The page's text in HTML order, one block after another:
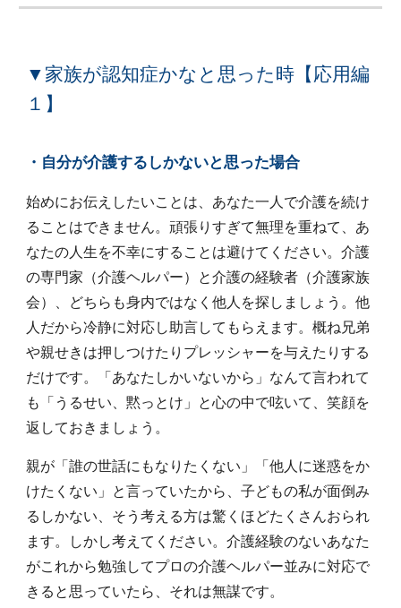
▼家族が認知症かなと思った時 【応用編
１】
・自分が介護するしかないと思った場合
始めにお伝えしたいことは、あなた一人で介護を続け
ることはできません。頑張りすぎて無理を重ねて、あ
なたの人生を不幸にすることは避けてください。介護
の専門家（介護ヘルパー）と介護の経験者（介護家族
会）、どちらも身内ではなく他人を探しましょう。他
人だから冷静に対応し助言してもらえます。概ね兄弟
や親せきは押しつけたりプレッシャーを与えたりする
だけです。「あなたしかいないから」なんて言われて
も「うるせい、黙っとけ」と心の中で呟いて、笑顔を
返しておきましょう。
親が「誰の世話にもなりたくない」「他人に迷惑をか
けたくない」と言っていたから、子どもの私が面倒み
るしかない、そう考える方は驚くほどたくさんおられ
ます。しかし考えてください。介護経験のないあなた
がこれから勉強してプロの介護ヘルパー並みに対応で
きると思っていたら、それは無謀です。